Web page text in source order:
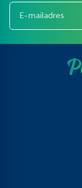
E-mailadres